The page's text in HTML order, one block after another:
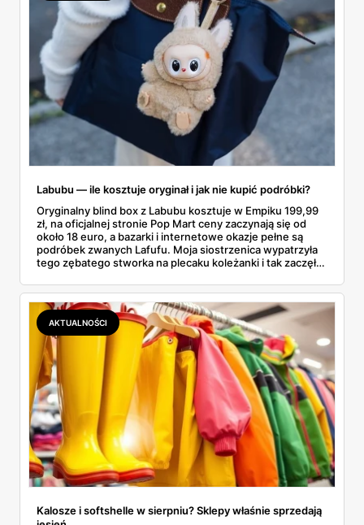
Labubu — ile kosztuje oryginał i jak nie kupić podróbki?
Oryginalny blind box z Labubu kosztuje w Empiku 199,99
zł, na oficjalnej stronie Pop Mart ceny zaczynają się od
około 18 euro, a bazarki i internetowe okazje pełne są
podróbek zwanych Lafufu. Moja siostrzenica wypatrzyła
tego zębatego stworka na plecaku koleżanki i tak zaczęło
kosztuje i po czym poznać, że sprzedawca nie wciska nam
podróbki. Spisałam wszystko, czego się dowiedziałam —
łącznie z jedną wpadką, o której za chwilę.
AKTUALNOŚCI
Kalosze i softshelle w sierpniu? Sklepy właśnie sprzedają